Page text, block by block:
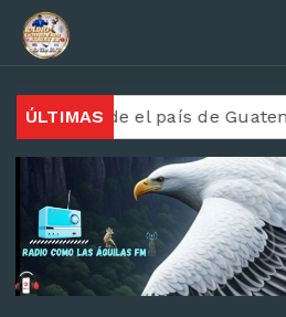
ÚLTIMAS
desde el país de